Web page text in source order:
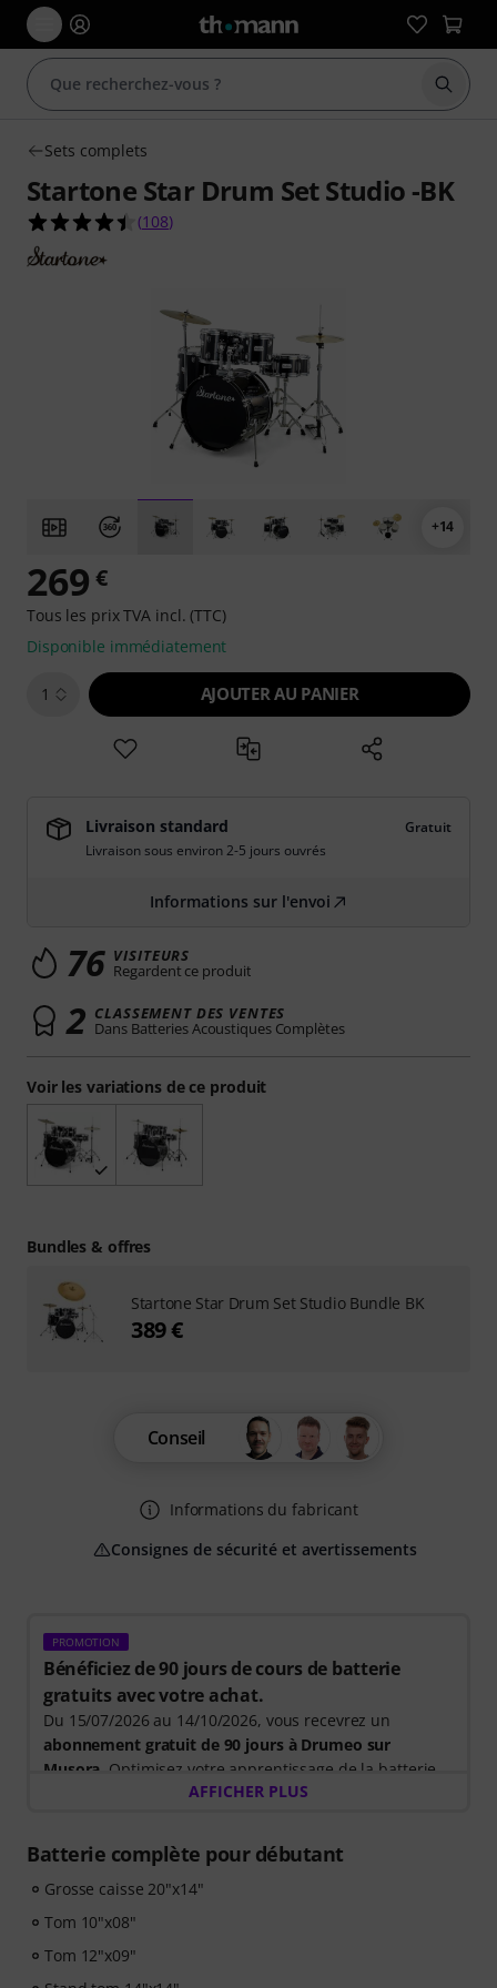
Sets complets
Startone Star Drum Set Studio -BK
4.4 étoiles sur 5 d'après 108 évaluations clients
(108)
+14
PROMOTION
Bénéficiez de 90 jours de cours de batterie
gratuits avec votre achat.
Du 15/07/2026 au 14/10/2026, vous recevrez un
abonnement gratuit de 90 jours à Drumeo sur
Musora . Optimisez votre apprentissage de la batterie
grâce à un parcours guidé qui vous indique
ainsi moins de temps à vous demander par où
commencer et plus de temps à jouer.
Que vous débutiez ou cherchiez à vous améliorer,
compétences, à rester motivé et à progresser
AFFICHER PLUS
Batterie complète pour débutant
Grosse caisse 20"x14"
Tom 10"x08"
Tom 12"x09"
Voir les variations de ce produit
269 €
Tous les prix TVA incl. (TTC)
Disponible immédiatement
1 AJOUTER AU PANIER
Livraison standard
Gratuit
Livraison sous environ 2-5 jours ouvrés
Informations sur l'envoi
76 VISITEURS
Regardent ce produit
2 CLASSEMENT DES VENTES
Dans Batteries Acoustiques Complètes
Conseil
Informations du fabricant
Consignes de sécurité et avertissements
Bundles & offres
Startone Star Drum Set Studio Bundle BK
389 €